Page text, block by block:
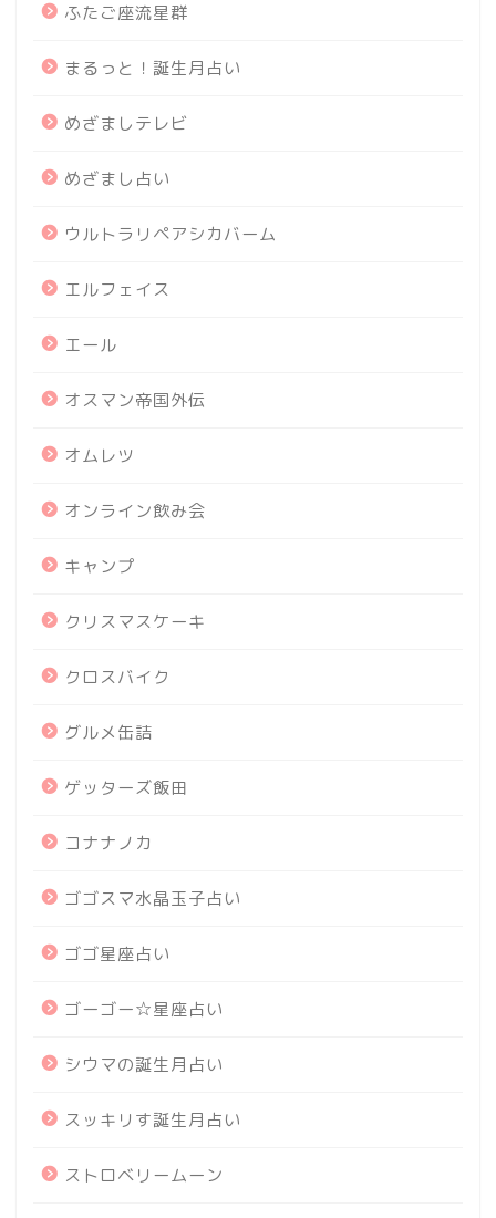
ふたご座流星群
まるっと！誕生月占い
めざましテレビ
めざまし占い
ウルトラリペアシカバーム
エルフェイス
エール
オスマン帝国外伝
オムレツ
オンライン飲み会
キャンプ
クリスマスケーキ
クロスバイク
グルメ缶詰
ゲッターズ飯田
コナナノカ
ゴゴスマ水晶玉子占い
ゴゴ星座占い
ゴーゴー☆星座占い
シウマの誕生月占い
スッキリす誕生月占い
ストロベリームーン